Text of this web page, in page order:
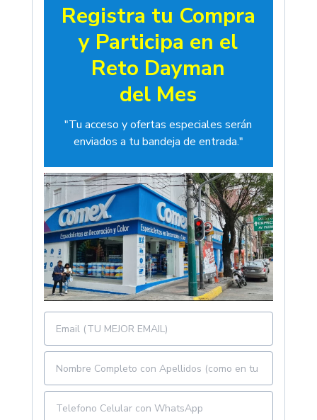
Registra tu Compra
y Participa en el
Reto Dayman
del Mes
"Tu acceso y ofertas especiales serán
enviados a tu bandeja de entrada."